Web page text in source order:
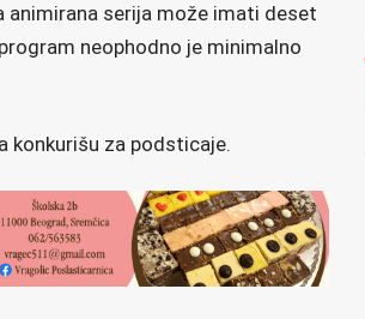
animirana serija može imati deset
neophodno je minimalno
konkurišu za podsticaje.